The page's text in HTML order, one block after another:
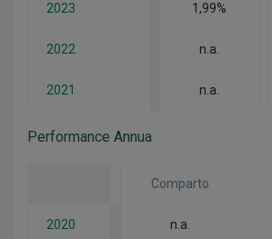
2023 1,99%
2022 n.a.
2021 n.a.
Performance Annua
Comparto
2020 n.a.